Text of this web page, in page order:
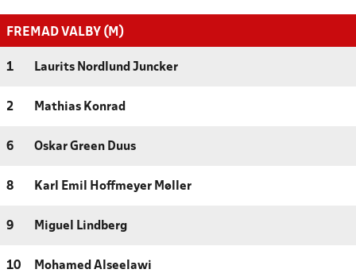
FREMAD VALBY (M)
1 Laurits Nordlund Juncker
2 Mathias Konrad
6 Oskar Green Duus
8 Karl Emil Hoffmeyer Møller
9 Miguel Lindberg
10 Mohamed Alseelawi